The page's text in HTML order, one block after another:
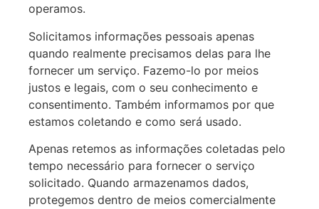
operamos.
Solicitamos informações pessoais apenas
quando realmente precisamos delas para lhe
fornecer um serviço. Fazemo-lo por meios
justos e legais, com o seu conhecimento e
consentimento. Também informamos por que
estamos coletando e como será usado.
Apenas retemos as informações coletadas pelo
tempo necessário para fornecer o serviço
solicitado. Quando armazenamos dados,
protegemos dentro de meios comercialmente